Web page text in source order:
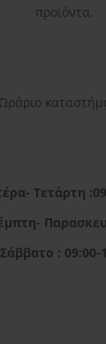
προϊόντα.
Ωράριο
Τετάρτη
Σάββατο : 09:00-